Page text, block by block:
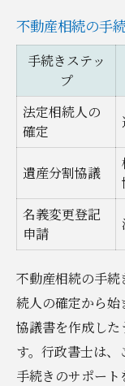
三ヶ月
性
熟慮期
不動産
践例
三ヶ月
相続放
行政書士と
不動産
主な違い
依頼内
け
相続手
費用や
不動産相続の手
手続きステッ
プ
法定相続人の
確定
遺産分割協議
名義変更登記
申請
不動産相続の手
続人の確定から始
協議書を作成し
す。行政書士は
手続きのサポート